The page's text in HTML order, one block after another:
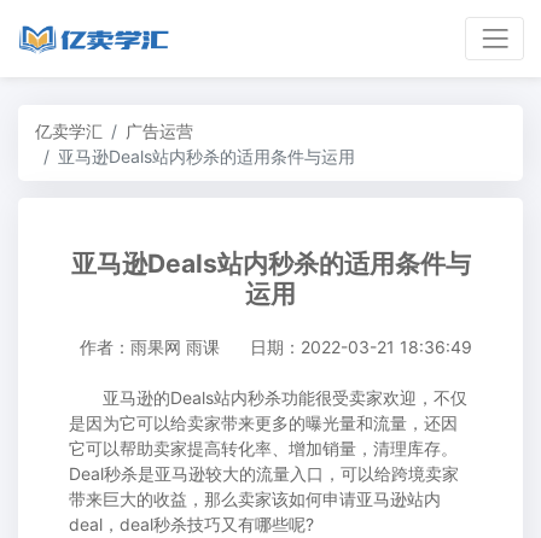
亿卖学汇
广告运营
亚马逊Deals站内秒杀的适用条件与运用
亚马逊Deals站内秒杀的适用条件与
运用
作者：雨果网 雨课 日期：2022-03-21 18:36:49
亚马逊的Deals站内秒杀功能很受卖家欢迎，不仅
是因为它可以给卖家带来更多的曝光量和流量，还因
它可以帮助卖家提高转化率、增加销量，清理库存。
Deal秒杀是亚马逊较大的流量入口，可以给跨境卖家
带来巨大的收益，那么卖家该如何申请亚马逊站内
deal，deal秒杀技巧又有哪些呢?